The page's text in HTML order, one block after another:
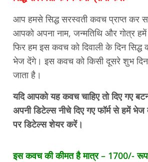
आप हमसे सिद्ध सरस्वती कवच प्राप्त
आपको अपना नाम, जन्मतिथि और गोत्र
फिर हम इस कवच को दिवाली के दिन
भेज देंगे। इस कवच को किसी दूसरे शुभ दिन
जाता है।
यदि आपको यह कवच चाहिए तो दिए गए
अपनी डिटेल्स नीचे दिए गए फॉर्म से हमें भेज
पर डिटेल्स शेयर करें।
इस कवच की कीमत है मात्र – 1700/-